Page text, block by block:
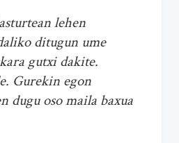
lehen
ditugun ume
gutxi dakite.
Gurekin egon
dugu oso maila baxua